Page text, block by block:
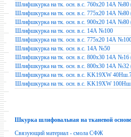
Шлифшкурка на тк. осн. в.с. 760х20 14А
Шлифшкурка на тк. осн. в.с. 775х20 14А
Шлифшкурка на тк. осн. в.с. 900х20 14А
Шлифшкурка на тк. осн. в.с. 14А №100
Шлифшкурка на тк. осн. в.с. 775х20 14А
Шлифшкурка на тк. осн. в.с. 14А №50
Шлифшкурка на тк. осн. в.с. 800х30 14А
Шлифшкурка на тк. осн. в.с. 800х30 14А
Шлифшкурка на тк. осн. в.с. KK19XW
Шлифшкурка на тк. осн. в.с. KK19XW
Шкурка шлифовальная на тканевой
Связующий материал - смола СФЖ